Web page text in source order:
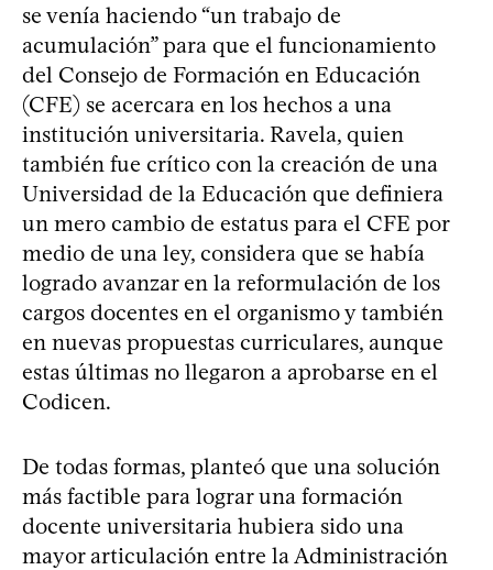
se venía haciendo “un trabajo de
acumulación” para que el funcionamiento
del Consejo de Formación en Educación
(CFE) se acercara en los hechos a una
institución universitaria. Ravela, quien
también fue crítico con la creación de una
Universidad de la Educación que definiera
un mero cambio de estatus para el CFE por
medio de una ley, considera que se había
logrado avanzar en la reformulación de los
cargos docentes en el organismo y también
en nuevas propuestas curriculares, aunque
estas últimas no llegaron a aprobarse en el
Codicen.
De todas formas, planteó que una solución
más factible para lograr una formación
docente universitaria hubiera sido una
mayor articulación entre la Administración